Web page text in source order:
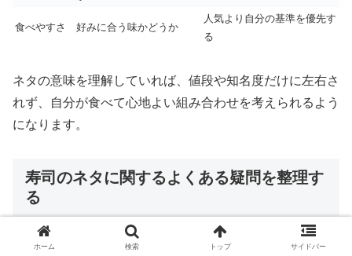
食べやすさ 好みに合う味かどうか
人気より自分の基準を優先す
る
ネタの意味を理解していれば、値段や知名度だけに左右さ
れず、自分が食べて心地よい組み合わせを考えられるよう
になります。
寿司のネタに関するよくある疑問を整理す
る
「ネタ」という言葉を覚えても、実際には細かな疑問が残
ホーム 検索 トップ サイドバー